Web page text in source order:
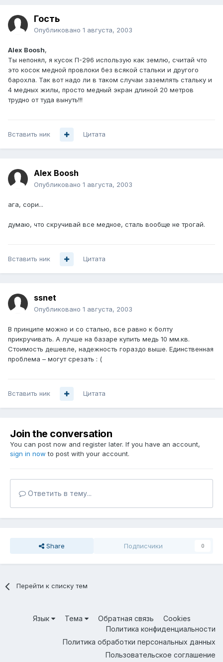
Гость
Опубликовано 1 августа, 2003
Alex Boosh,
Ты непонял, я кусок П-296 использую как землю, считай что
это косок медной провлоки без всякой стальки и другого
барохла. Так вот надо ли в таком случаи заземлять стальку и
4 медных жилы, просто медный экран длиной 20 метров
трудно от туда вынуть!!!
Вставить ник Цитата
Alex Boosh
Опубликовано 1 августа, 2003
ага, сори...
думаю, что скручивай все медное, сталь вообще не трогай.
Вставить ник Цитата
ssnet
Опубликовано 1 августа, 2003
В принципе можно и со сталью, все равно к болту
прикручивать. А лучше на базаре купить медь 10 мм.кв.
Стоимость дешевле, надежность гораздо выше. Единственная
проблема – могут срезать : (
Вставить ник Цитата
Join the conversation
You can post now and register later. If you have an account,
sign in now to post with your account.
Ответить в тему...
Share Подписчики 0
Перейти к списку тем
Язык Тема Обратная связь
Cookies
Политика конфиденциальности
Политика обработки персональных данных
Пользовательское соглашение